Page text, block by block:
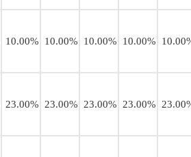
10.00% 10.00% 10.00% 10.00%
23.00% 23.00% 23.00% 23.00%